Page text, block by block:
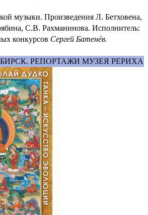
музыки. Произведения Л. Бетховена,
С.В. Рахманинова. Исполнитель:
конкурсов Сергей Батенёв.
РЕПОРТАЖИ МУЗЕЯ РЕРИХА